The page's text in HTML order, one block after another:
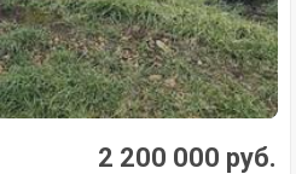
2 200 000 руб.